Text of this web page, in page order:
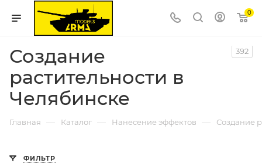
0
Создание
растительности в
Челябинске
392
Главная — Каталог — Нанесение эффектов — Создание
ФИЛЬТР